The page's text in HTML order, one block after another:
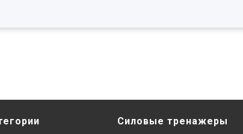
Силовые тренажеры